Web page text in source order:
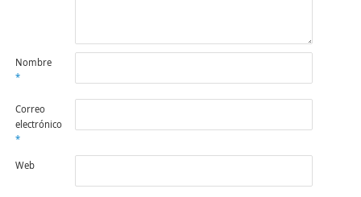
Nombre
*
Correo
electrónico
*
Web